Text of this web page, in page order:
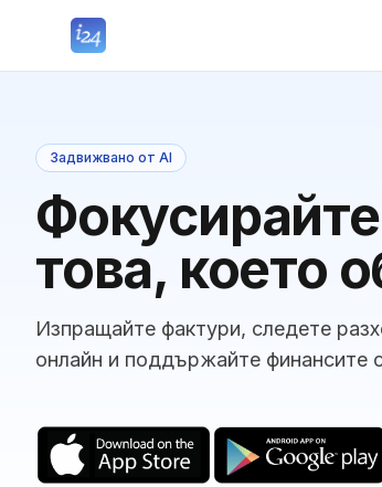
Задвижвано от AI
това, което
Изпращайте фактури, следете
онлайн и поддържайте финансите